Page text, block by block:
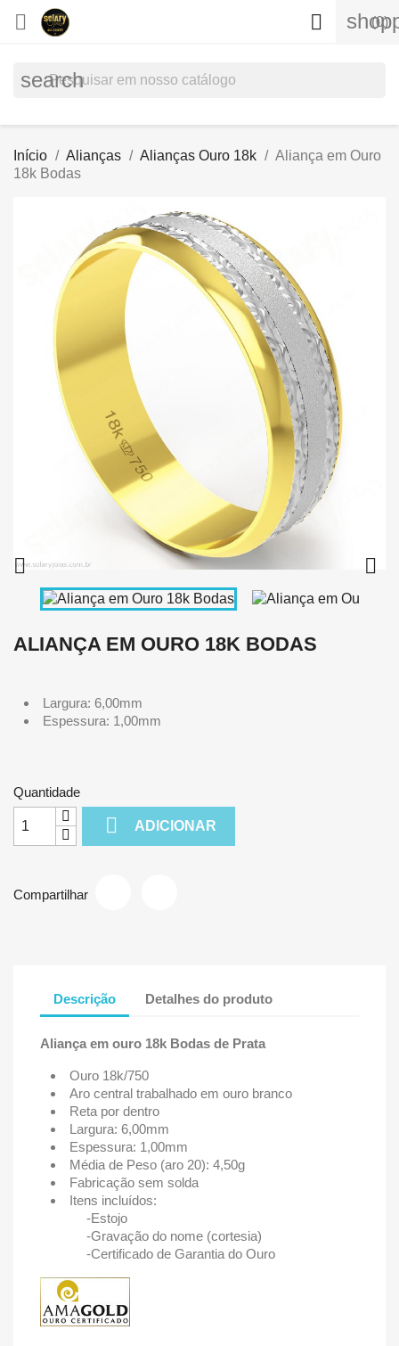
 (0)

search
Início Alianças Alianças Ouro 18k
Aliança em Ouro
18k Bodas
 
ALIANÇA EM OURO 18K BODAS
Largura: 6,00mm
Espessura: 1,00mm
Quantidade
 ADICIONAR
Compartilhar
Descrição Detalhes do produto
Aliança em ouro 18k Bodas de Prata
Ouro 18k/750
Aro central trabalhado em ouro branco
Reta por dentro
Largura: 6,00mm
Espessura: 1,00mm
Média de Peso (aro 20): 4,50g
Fabricação sem solda
Itens incluídos:
-Estojo
-Gravação do nome (cortesia)
-Certificado de Garantia do Ouro